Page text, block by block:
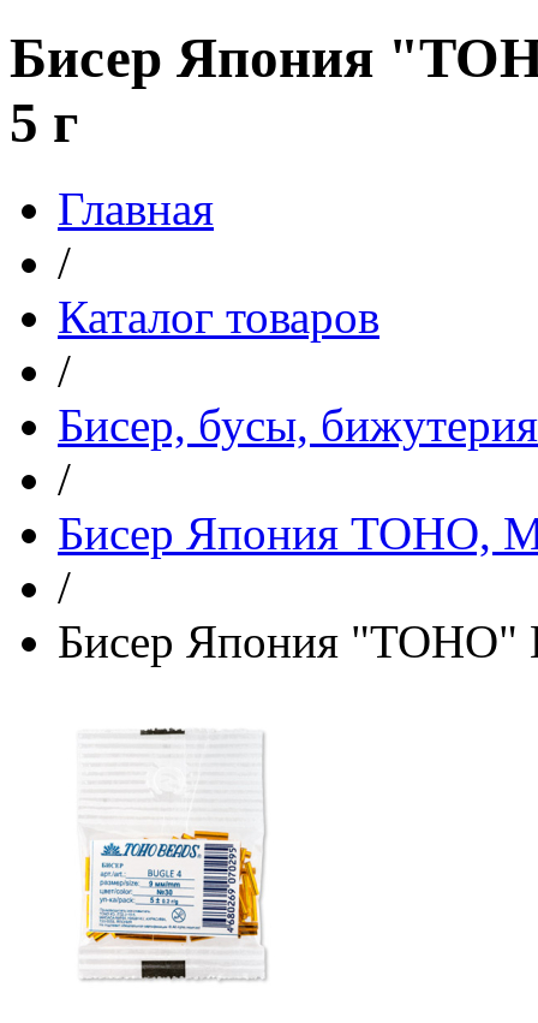
Бисер Япония
5 г
Главная
/
Каталог товаров
/
Бисер, бусы, бижутерия
/
Бисер Япония TOHO,
/
Бисер Япония